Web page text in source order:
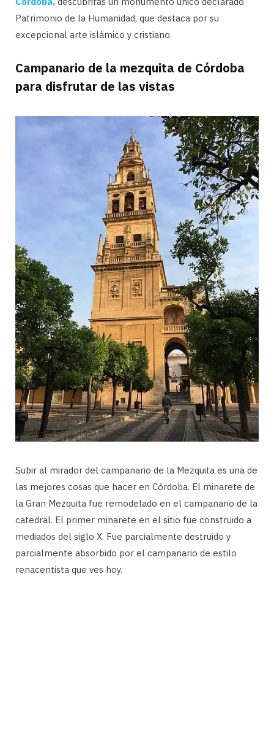
Patrimonio de la Humanidad, que destaca por su
excepcional arte islámico y cristiano.
Campanario de la mezquita de Córdoba
para disfrutar de las vistas
Subir al mirador del campanario de la Mezquita es una de
las mejores cosas que hacer en Córdoba. El minarete de
la Gran Mezquita fue remodelado en el campanario de la
catedral. El primer minarete en el sitio fue construido a
mediados del siglo X. Fue parcialmente destruido y
parcialmente absorbido por el campanario de estilo
renacentista que ves hoy.